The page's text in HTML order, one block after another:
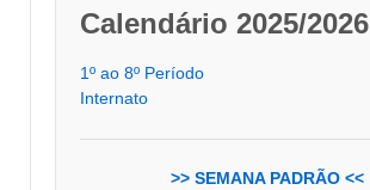
Calendário 2025/2026
1º ao 8º Período
Internato
>> SEMANA PADRÃO <<